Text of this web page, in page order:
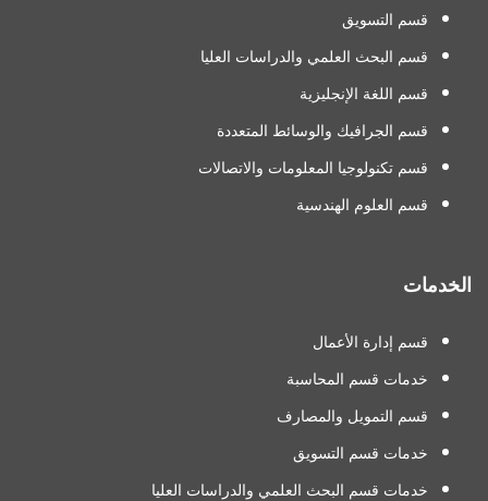
قسم التسويق
قسم البحث العلمي والدراسات العليا
قسم اللغة الإنجليزية
قسم الجرافيك والوسائط المتعددة
قسم تكنولوجيا المعلومات والاتصالات
قسم العلوم الهندسية
الخدمات
قسم إدارة الأعمال
خدمات قسم المحاسبة
قسم التمويل والمصارف
خدمات قسم التسويق
خدمات قسم البحث العلمي والدراسات العليا